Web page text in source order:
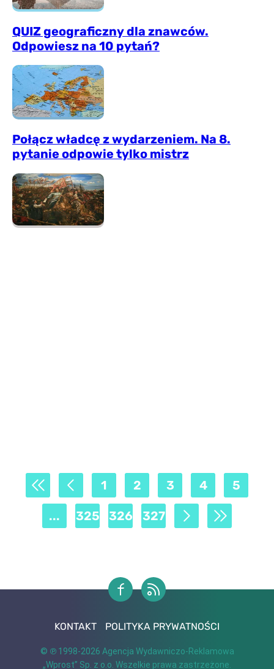
QUIZ geograficzny dla znawców.
Odpowiesz na 10 pytań?
Połącz władcę z wydarzeniem. Na 8.
pytanie odpowie tylko mistrz
1 2 3 4 5
... 325 326 327
KONTAKT POLITYKA PRYWATNOŚCI
© ℗ 1998-2026 Agencja Wydawniczo-Reklamowa
„Wprost” Sp. z o.o. Wszelkie prawa zastrzeżone.